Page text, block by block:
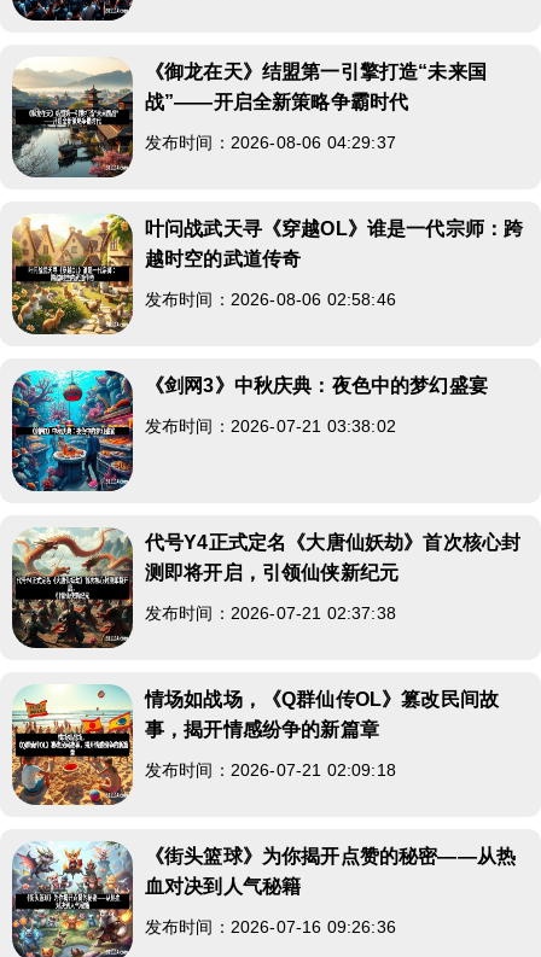
《御龙在天》结盟第一引擎打造“未来国
战”——开启全新策略争霸时代
发布时间：2026-08-06 04:29:37
叶问战武天寻《穿越OL》谁是一代宗师：跨
越时空的武道传奇
发布时间：2026-08-06 02:58:46
《剑网3》中秋庆典：夜色中的梦幻盛宴
发布时间：2026-07-21 03:38:02
代号Y4正式定名《大唐仙妖劫》首次核心封
测即将开启，引领仙侠新纪元
发布时间：2026-07-21 02:37:38
情场如战场，《Q群仙传OL》篡改民间故
事，揭开情感纷争的新篇章
发布时间：2026-07-21 02:09:18
《街头篮球》为你揭开点赞的秘密——从热
血对决到人气秘籍
发布时间：2026-07-16 09:26:36